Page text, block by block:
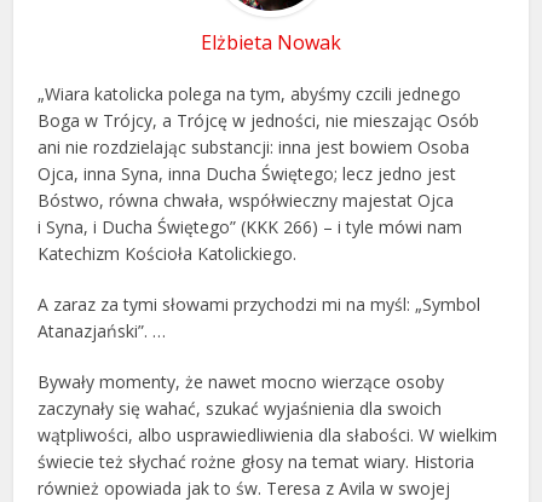
Elżbieta Nowak
„Wiara katolicka polega na tym, abyśmy czcili jednego
Boga w Trójcy, a Trójcę w jedności, nie mieszając Osób
ani nie rozdzielając substancji: inna jest bowiem Osoba
Ojca, inna Syna, inna Ducha Świętego; lecz jedno jest
Bóstwo, równa chwała, współwieczny majestat Ojca
i Syna, i Ducha Świętego” (KKK 266) – i tyle mówi nam
Katechizm Kościoła Katolickiego.
A zaraz za tymi słowami przychodzi mi na myśl: „Symbol
Atanazjański”. …
Bywały momenty, że nawet mocno wierzące osoby
zaczynały się wahać, szukać wyjaśnienia dla swoich
wątpliwości, albo usprawiedliwienia dla słabości. W wielkim
świecie też słychać rożne głosy na temat wiary. Historia
również opowiada jak to św. Teresa z Avila w swojej